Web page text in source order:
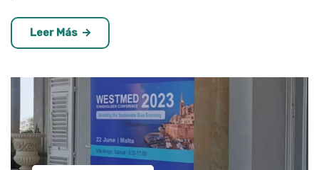
Leer Más